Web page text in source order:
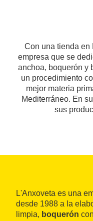
Con una tienda en
empresa que se
anchoa, boquerón y
un procedimiento
mejor materia
Mediterráneo. En
sus
L'Anxoveta es una
desde 1988 a la
limpia, boquerón